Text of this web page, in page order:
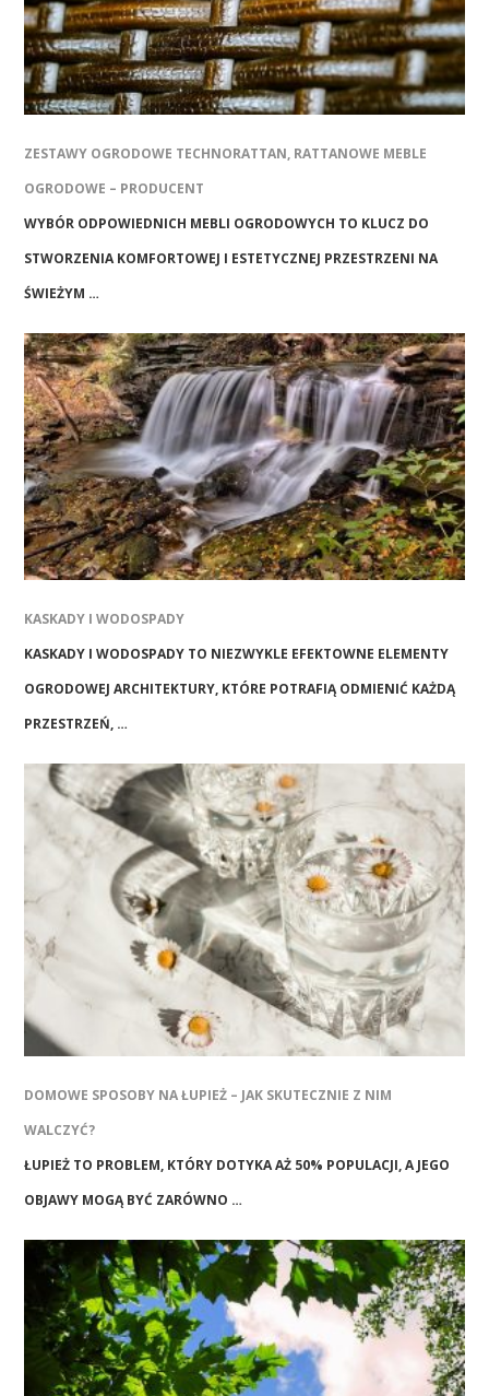
ZESTAWY OGRODOWE TECHNORATTAN, RATTANOWE MEBLE
OGRODOWE – PRODUCENT
WYBÓR ODPOWIEDNICH MEBLI OGRODOWYCH TO KLUCZ DO
STWORZENIA KOMFORTOWEJ I ESTETYCZNEJ PRZESTRZENI NA
ŚWIEŻYM …
KASKADY I WODOSPADY
KASKADY I WODOSPADY TO NIEZWYKLE EFEKTOWNE ELEMENTY
OGRODOWEJ ARCHITEKTURY, KTÓRE POTRAFIĄ ODMIENIĆ KAŻDĄ
PRZESTRZEŃ, …
DOMOWE SPOSOBY NA ŁUPIEŻ – JAK SKUTECZNIE Z NIM
WALCZYĆ?
ŁUPIEŻ TO PROBLEM, KTÓRY DOTYKA AŻ 50% POPULACJI, A JEGO
OBJAWY MOGĄ BYĆ ZARÓWNO …